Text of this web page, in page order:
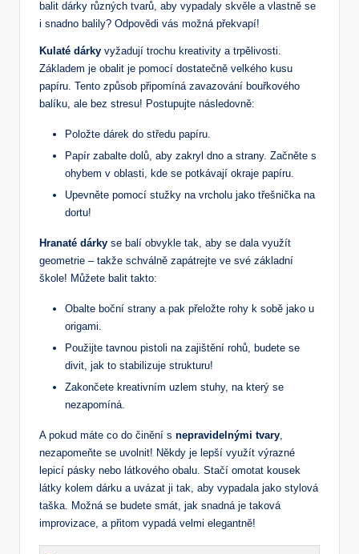
balit dárky různých tvarů, aby vypadaly skvěle a vlastně se
i snadno balily? Odpovědi vás možná překvapí!
Kulaté dárky vyžadují trochu kreativity a trpělivosti.
Základem je obalit je pomocí dostatečně velkého kusu
papíru. Tento způsob připomíná zavazování bouřkového
balíku, ale bez stresu! Postupujte následovně:
Položte dárek do středu papíru.
Papír zabalte dolů, aby zakryl dno a strany. Začněte s
ohybem v oblasti, kde se potkávají okraje papíru.
Upevněte pomocí stužky na vrcholu jako třešnička na
dortu!
Hranaté dárky se balí obvykle tak, aby se dala využít
geometrie – takže schválně zapátrejte ve své základní
škole! Můžete balit takto:
Obalte boční strany a pak přeložte rohy k sobě jako u
origami.
Použijte tavnou pistoli na zajištění rohů, budete se
divit, jak to stabilizuje strukturu!
Zakončete kreativním uzlem stuhy, na který se
nezapomíná.
A pokud máte co do činění s nepravidelnými tvary,
nezapomeňte se uvolnit! Někdy je lepší využít výrazné
lepicí pásky nebo látkového obalu. Stačí omotat kousek
látky kolem dárku a uvázat ji tak, aby vypadala jako stylová
taška. Možná se budete smát, jak snadná je taková
improvizace, a přitom vypadá velmi elegantně!